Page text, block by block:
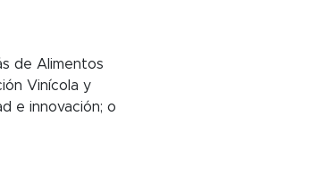
de Alimentos
Vinícola y
e innovación; o